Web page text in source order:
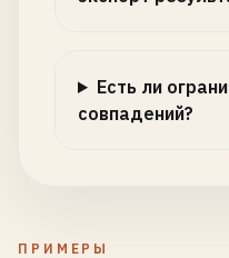
Есть ли
совпадений?
ПРИМЕРЫ